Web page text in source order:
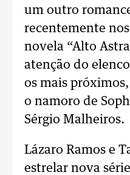
um outro
recentemente
novela “Alto
atenção do
os mais
o namoro de
Sérgio Malheiros.
Lázaro Ramos e
estrelar nova série